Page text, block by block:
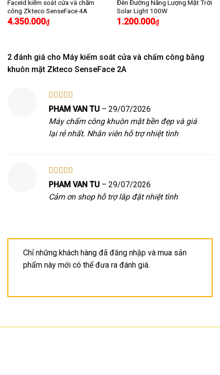
FaceId kiểm soát cửa và chấm
công Zkteco SenseFace 4A
4.350.000₫
Đèn Đường Năng Lượng Mặt Trời
Solar Light 100W
1.200.000₫
2 đánh giá cho Máy kiểm soát cửa và chấm công bằng
khuôn mặt Zkteco SenseFace 2A
Được xếp
hạng55 sao
PHAM VAN TU – 29/07/2026
Máy chấm công khuôn mặt bền đẹp và giá
lại rẻ nhất. Nhân viên hỗ trợ nhiệt tình
Được xếp
hạng55 sao
PHAM VAN TU – 29/07/2026
Cảm ơn shop hỗ trợ lắp đặt nhiệt tình
Chỉ những khách hàng đã đăng nhập và mua sản
phẩm này mới có thể đưa ra đánh giá.